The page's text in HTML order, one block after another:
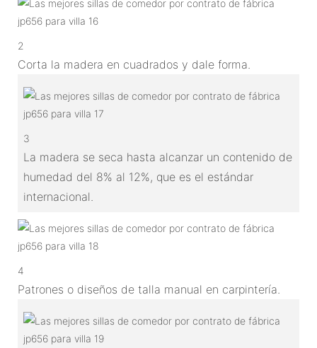
2
Corta la madera en cuadrados y dale forma.
3
La madera se seca hasta alcanzar un contenido de
humedad del 8% al 12%, que es el estándar
internacional.
4
Patrones o diseños de talla manual en carpintería.